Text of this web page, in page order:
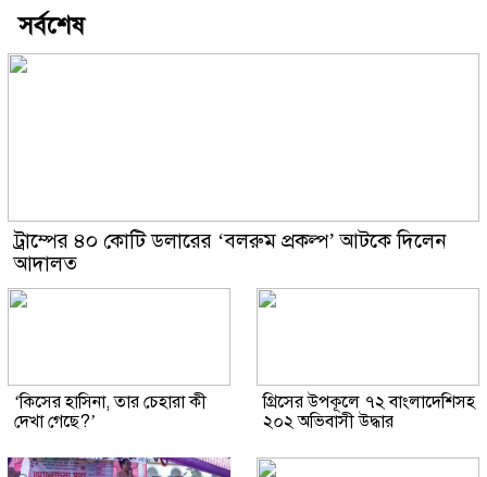
সর্বশেষ
ট্রাম্পের ৪০ কোটি ডলারের ‘বলরুম প্রকল্প’ আটকে দিলেন
আদালত
‘কিসের হাসিনা, তার চেহারা কী
দেখা গেছে?’
গ্রিসের উপকূলে ৭২ বাংলাদেশিসহ
২০২ অভিবাসী উদ্ধার